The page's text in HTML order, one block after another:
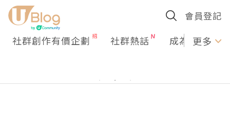
會員登記
社群創作有價企劃 社群熱話 成為U更多